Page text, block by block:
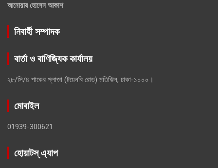
আনোয়ার হোসেন আকাশ
নিবার্হী সম্পাদক
বার্তা ও বাণিজ্যিক কার্যালয়
২৮/সি/৪ শাকের প্লাজা (টয়েনবি রোড) মতিঝিল, ঢাকা-১০০০।
মোবাইল
01939-300621
হোয়াটস্ এ্যাপ